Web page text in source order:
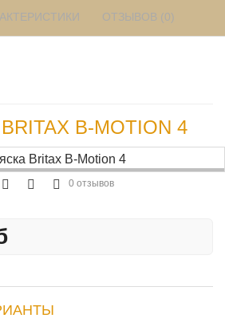
B-MOTION 4
ОТЗЫВОВ (0)
0 отзывов